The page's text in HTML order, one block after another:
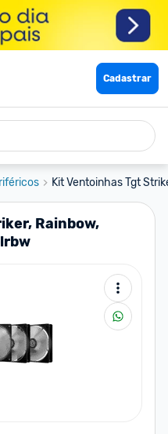
Cadastrar
Kit Ventoinhas Tgt
Rainbow,